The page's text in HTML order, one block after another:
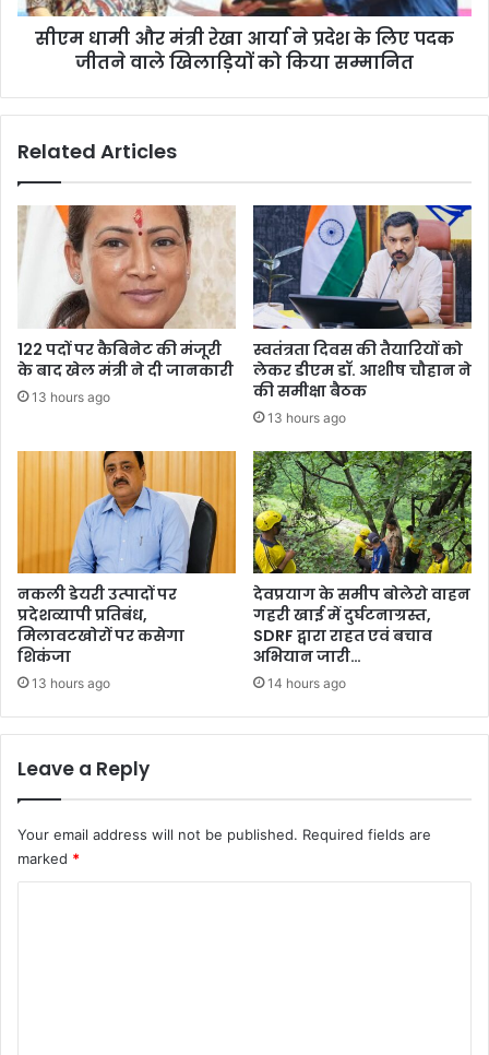
के
लिए
को
सीएम धामी और मंत्री रेखा आर्या ने प्रदेश के लिए पदक
जीतने वाले खिलाड़ियों को किया सम्मानित
Related Articles
122 पदों पर कैबिनेट की मंजूरी
के बाद खेल मंत्री ने दी जानकारी
13 hours ago
स्वतंत्रता दिवस की तैयारियों को
लेकर डीएम डॉ. आशीष चौहान ने
की समीक्षा बैठक
13 hours ago
नकली डेयरी उत्पादों पर
प्रदेशव्यापी प्रतिबंध,
मिलावटखोरों पर कसेगा
शिकंजा
13 hours ago
देवप्रयाग के समीप बोलेरो वाहन
गहरी खाई में दुर्घटनाग्रस्त,
SDRF द्वारा राहत एवं बचाव
अभियान जारी…
14 hours ago
Leave a Reply
Your email address will not be published. Required fields are
marked *